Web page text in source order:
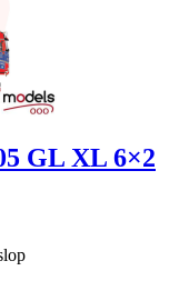
GL XL 6×2